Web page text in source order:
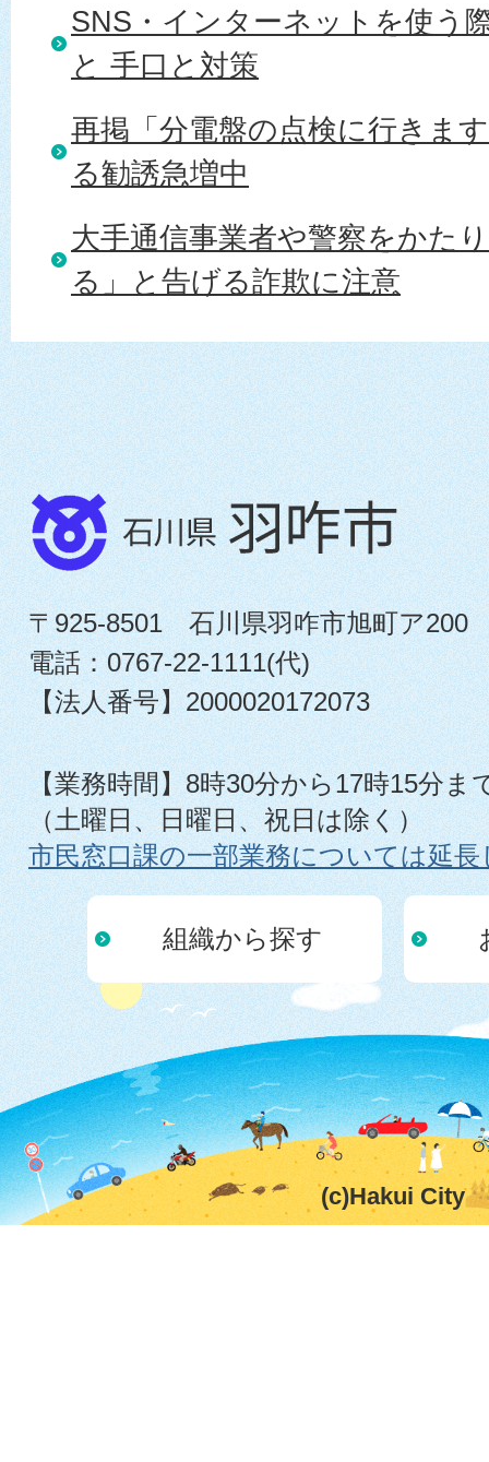
SNS・インターネットを使う
と 手口と対策
再掲「分電盤の点検に行きま
る勧誘急増中
大手通信事業者や警察をかた
る」と告げる詐欺に注意
〒925-8501 石川県羽咋市旭町ア200
電話：0767-22-1111(代)
【法人番号】2000020172073
【業務時間】8時30分から17時15分ま
（土曜日、日曜日、祝日は除く）
市民窓口課の一部業務については延
組織から探す
(c)Hakui City